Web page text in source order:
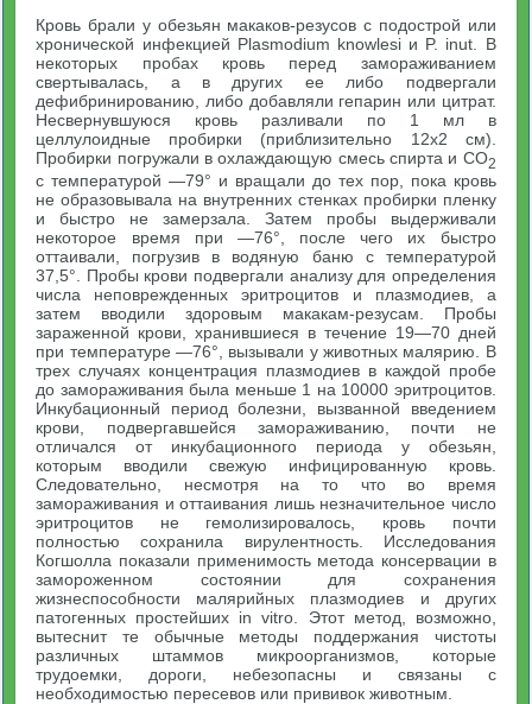
Кровь брали у обезьян макаков-резусов с подострой или
хронической инфекцией Plasmodium knowlesi и P. inut. В
некоторых пробах кровь перед замораживанием
свертывалась, а в других ее либо подвергали
дефибринированию, либо добавляли гепарин или цитрат.
Несвернувшуюся кровь разливали по 1 мл в
целлулоидные пробирки (приблизительно 12х2 см).
Пробирки погружали в охлаждающую смесь спирта и CO2
с температурой —79° и вращали до тех пор, пока кровь
не образовывала на внутренних стенках пробирки пленку
и быстро не замерзала. Затем пробы выдерживали
некоторое время при —76°, после чего их быстро
оттаивали, погрузив в водяную баню с температурой
37,5°. Пробы крови подвергали анализу для определения
числа неповрежденных эритроцитов и плазмодиев, а
затем вводили здоровым макакам-резусам. Пробы
зараженной крови, хранившиеся в течение 19—70 дней
при температуре —76°, вызывали у животных малярию. В
трех случаях концентрация плазмодиев в каждой пробе
до замораживания была меньше 1 на 10000 эритроцитов.
Инкубационный период болезни, вызванной введением
крови, подвергавшейся замораживанию, почти не
отличался от инкубационного периода у обезьян,
которым вводили свежую инфицированную кровь.
Следовательно, несмотря на то что во время
замораживания и оттаивания лишь незначительное число
эритроцитов не гемолизировалось, кровь почти
полностью сохранила вирулентность. Исследования
Когшолла показали применимость метода консервации в
замороженном состоянии для сохранения
жизнеспособности малярийных плазмодиев и других
патогенных простейших in vitro. Этот метод, возможно,
вытеснит те обычные методы поддержания чистоты
различных штаммов микроорганизмов, которые
трудоемки, дороги, небезопасны и связаны с
необходимостью пересевов или прививок животным.